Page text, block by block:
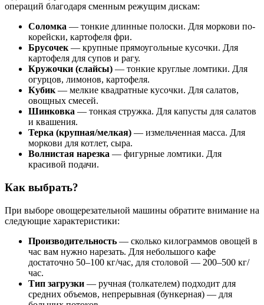
операций благодаря сменным режущим дискам:
Соломка — тонкие длинные полоски. Для моркови по-
корейски, картофеля фри.
Брусочек — крупные прямоугольные кусочки. Для
картофеля для супов и рагу.
Кружочки (слайсы) — тонкие круглые ломтики. Для
огурцов, лимонов, картофеля.
Кубик — мелкие квадратные кусочки. Для салатов,
овощных смесей.
Шинковка — тонкая стружка. Для капусты для салатов
и квашения.
Терка (крупная/мелкая) — измельченная масса. Для
моркови для котлет, сыра.
Волнистая нарезка — фигурные ломтики. Для
красивой подачи.
Как выбрать?
При выборе овощерезательной машины обратите внимание на
следующие характеристики:
Производительность — сколько килограммов овощей в
час вам нужно нарезать. Для небольшого кафе
достаточно 50–100 кг/час, для столовой — 200–500 кг/
час.
Тип загрузки — ручная (толкателем) подходит для
средних объемов, непрерывная (бункерная) — для